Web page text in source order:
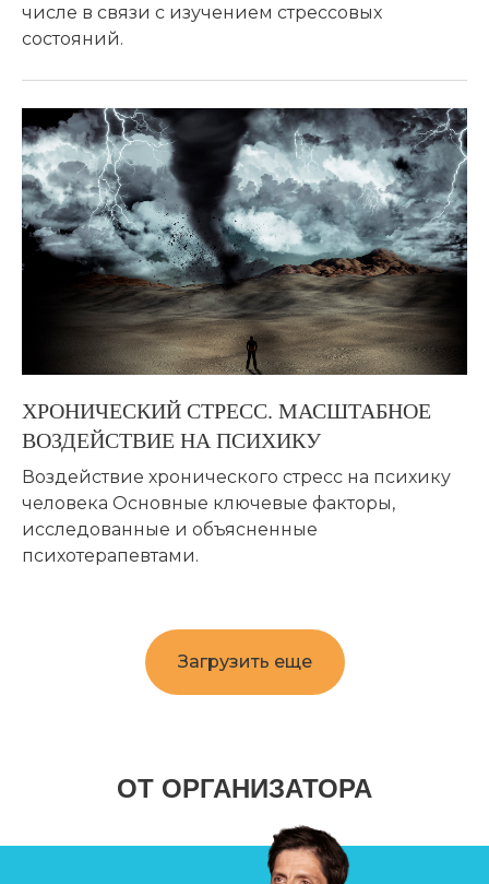
числе в связи с изучением стрессовых
состояний.
ХРОНИЧЕСКИЙ СТРЕСС. МАСШТАБНОЕ
ВОЗДЕЙСТВИЕ НА ПСИХИКУ
Воздействие хронического стресс на психику
человека Основные ключевые факторы,
исследованные и объясненные
психотерапевтами.
Загрузить еще
ОТ ОРГАНИЗАТОРА